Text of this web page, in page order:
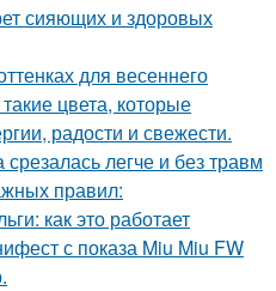
сияющих и здоровых
для весеннего
цвета, которые
радости и свежести.
срезалась легче и без травм
правил:
как это работает
с показа Miu Miu FW